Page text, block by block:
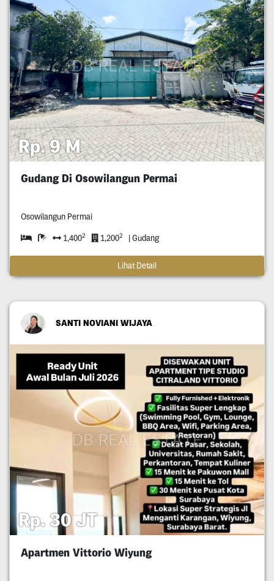
Rp. 9 M
Gudang Di Osowilangun Permai
Osowilangun Permai
1,4002 1,2002 | Gudang
Lihat Detail
SANTI NOVIANI WIJAYA
Rp. 30 JT
Apartmen Vittorio Wiyung